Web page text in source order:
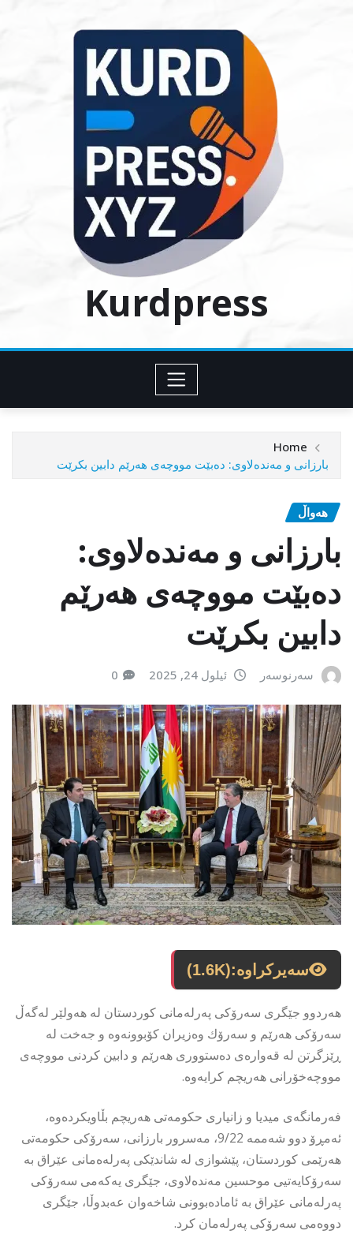
Kurdpress
Home
بارزانی و مەندەلاوی: دەبێت مووچەی هەرێم دابین بكرێت
هەواڵ
بارزانی و مەندەلاوی:
دەبێت مووچەی هەرێم
دابین بكرێت
سەرنوسەر ئیلول 24, 2025 0
سەیرکراوە:(1.6K)
هەردوو جێگری سەرۆكی پەرلەمانی كوردستان لە هەولێر لەگەڵ
سەرۆكی هەرێم و سەرۆك وەزیران كۆبوونەوە و جەخت لە
ڕێزگرتن لە قەوارەی دەستووری هەرێم و دابین كردنی مووچەی
مووچەخۆرانی هەریچم كرایەوە.
فەرمانگەی میدیا و زانیاری حكومەتی هەریچم بڵاویكردەوە،
ئەمڕۆ دوو شەممە 9/22، مەسرور بارزانی، سەرۆکی حکومەتی
هەرێمی کوردستان، پێشوازی لە شاندێکی پەرلەەمانی عێراق بە
سەرۆکایەتیی موحسین مەندەلاوی، جێگری یەکەمی سەرۆکی
پەرلەمانی عێراق بە ئامادەبوونی شاخەوان عەبدوڵا، جێگری
دووەمی سەرۆكی پەرلەمان کرد.